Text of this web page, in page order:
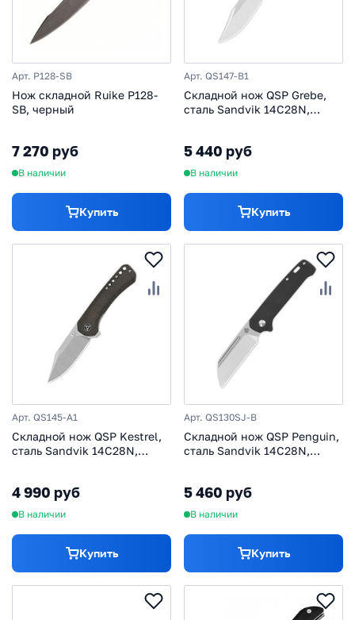
Арт. P128-SB
Нож складной Ruike P128-
SB, черный
7 270 руб
В наличии
Купить
Арт. QS147-B1
Складной нож QSP Grebe,
сталь Sandvik 14C28N,
5 440 руб
В наличии
Купить
Арт. QS145-A1
Складной нож QSP Kestrel,
сталь Sandvik 14C28N,
4 990 руб
В наличии
Купить
Арт. QS130SJ-B
Складной нож QSP Penguin,
сталь Sandvik 14C28N,
5 460 руб
В наличии
Купить